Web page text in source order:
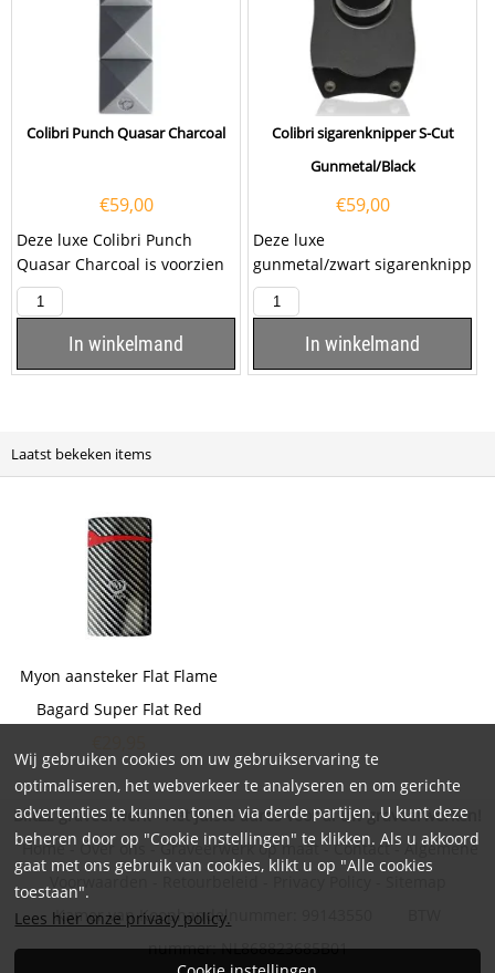
Colibri Punch Quasar Charcoal
€59,00
Deze luxe Colibri Punch
Quasar Charcoal is voorzien
van drie roestvrijstalen
punchers met een...
In winkelmand
Colibri sigarenknipper S-Cut
Gunmetal/Black
€59,00
Deze luxe
gunmetal/zwart sigarenknipp
er Colibri S-Cut is voorzien
van twee snijmessen van...
In winkelmand
Laatst bekeken items
Myon aansteker Flat Flame
Bagard Super Flat Red
BlitZz graveerwerk - Hét juiste adres voor al uw graveerwerken!
Home- Over ons -Graveerwerk op maat -Contact- Algemene
Voorwaarden
Kamer van Koophandelnummer: 99143550 BTW
nummer: NL868823685B01
Wij gebruiken cookies om uw gebruikservaring te
optimaliseren, het webverkeer te analyseren en om gerichte
advertenties te kunnen tonen via derde partijen. U kunt deze
beheren door op "Cookie instellingen" te klikken. Als u akkoord
gaat met ons gebruik van cookies, klikt u op "Alle cookies
toestaan".
Lees hier onze privacy policy.